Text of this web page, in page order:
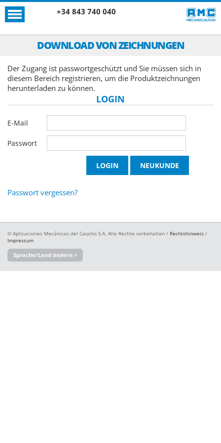
+34 843 740 040
DOWNLOAD VON ZEICHNUNGEN
Der Zugang ist passwortgeschützt und Sie müssen sich in
diesem Bereich registrieren, um die Produktzeichnungen
herunterladen zu können.
LOGIN
E-Mail
Passwort
Passwort vergessen?
© Aplicaciones Mecánicas del Caucho S.A. Alle Rechte vorbehalten / Rechtshinweis /
Impressum
Sprache/Land ändern >